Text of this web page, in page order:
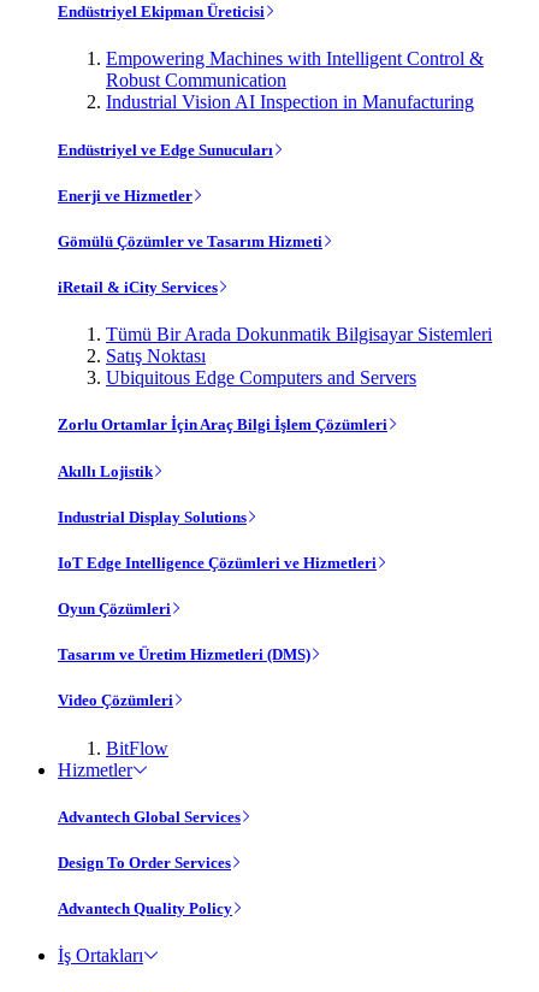
Endüstriyel Ekipman Üreticisi
Empowering Machines with Intelligent Control &
Robust Communication
Industrial Vision AI Inspection in Manufacturing
Endüstriyel ve Edge Sunucuları
Enerji ve Hizmetler
Gömülü Çözümler ve Tasarım Hizmeti
iRetail & iCity Services
Tümü Bir Arada Dokunmatik Bilgisayar Sistemleri
Satış Noktası
Ubiquitous Edge Computers and Servers
Zorlu Ortamlar İçin Araç Bilgi İşlem Çözümleri
Akıllı Lojistik
Industrial Display Solutions
IoT Edge Intelligence Çözümleri ve Hizmetleri
Oyun Çözümleri
Tasarım ve Üretim Hizmetleri (DMS)
Video Çözümleri
BitFlow
Hizmetler
Advantech Global Services
Design To Order Services
Advantech Quality Policy
İş Ortakları